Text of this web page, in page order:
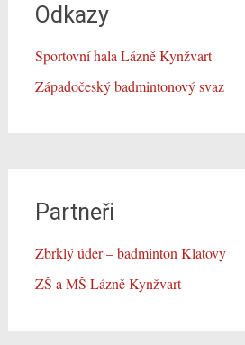
Odkazy
Sportovní hala Lázně Kynžvart
Západočeský badmintonový svaz
Partneři
Zbrklý úder – badminton Klatovy
ZŠ a MŠ Lázně Kynžvart